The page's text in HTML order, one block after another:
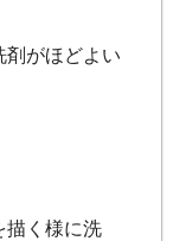
剤がほどよい
描く様に洗